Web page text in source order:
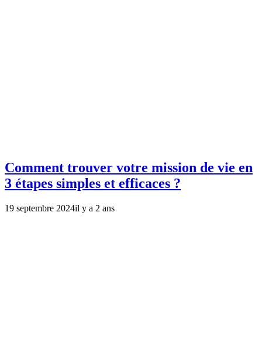
Comment trouver votre mission de vie en
3 étapes simples et efficaces ?
19 septembre 2024il y a 2 ans